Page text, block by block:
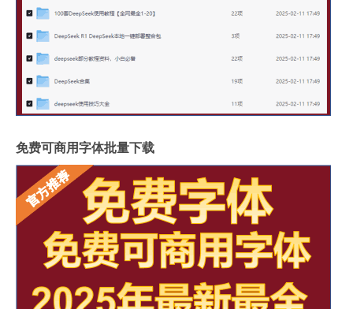
免费可商用字体批量下载